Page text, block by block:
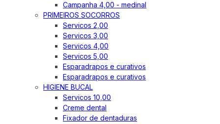
Campanha 4,00 - medinal
PRIMEIROS SOCORROS
Servicos 2,00
Servicos 3,00
Servicos 4,00
Servicos 5,00
Esparadrapos e curativos
Esparadrapos e curativos
HIGIENE BUCAL
Servicos 10,00
Creme dental
Fixador de dentaduras